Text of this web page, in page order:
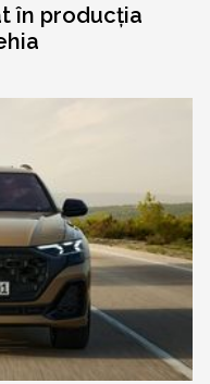
în producția